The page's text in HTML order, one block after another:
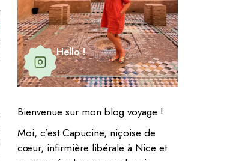
Hello !
Bienvenue sur mon blog voyage !
Moi, c’est Capucine, niçoise de
cœur, infirmière libérale à Nice et